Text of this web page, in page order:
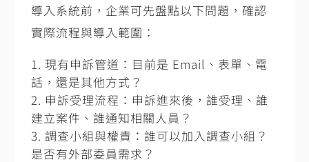
導入系統前，企業可先盤點以下問題，確認
實際流程與導入範圍：
現有申訴管道：目前是 Email 、表單、電
話，還是其他方式？
申訴受理流程：申訴進來後，誰受理、誰
建立案件、誰通知相關人員？
調查小組與權責：誰可以加入調查小組？
是否有外部委員需求？